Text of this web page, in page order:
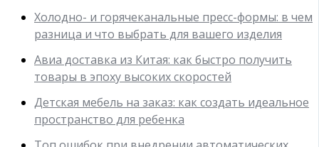
Холодно- и горячеканальные пресс-формы: в чем
разница и что выбрать для вашего изделия
Авиа доставка из Китая: как быстро получить
товары в эпоху высоких скоростей
Детская мебель на заказ: как создать идеальное
пространство для ребенка